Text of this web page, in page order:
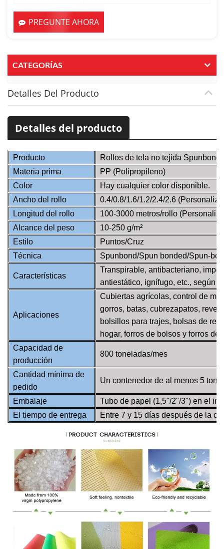
PREGUNTE AHORA
CATEGORÍAS
Detalles Del Producto
Detalles del producto
Producto
Rollos de tela no tejida Spunbond
Materia prima
PP (Polipropileno)
Color
Hay cualquier color disponible.
Ancho del rollo
0.4/0.8/1.6/1.2/2.4/2.6
Longitud del rollo
100-3000 metros/rollo
Alcance del peso
10-250 g/m²
Estilo
Puntos/Cruz
Técnica
Spunbond/Spun bonded/Spun-
Características
Transpirable, antibacteriano,
antiestático, ignífugo, etc., según
Aplicaciones
Cubiertas agrícolas, control de
gorros, batas, cubrezapatos,
bolsillos para trajes, bolsas de
hogar, forros de bolsos y forros de
Capacidad de
producción
800 toneladas/mes
Cantidad mínima de
pedido
Un contenedor de al menos 5
Embalaje
Tubo de papel (1,5"/2"/3") en el
El tiempo de entrega
Entre 7 y 15 días después de la